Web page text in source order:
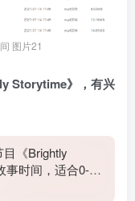
图片21
Storytime》，有兴
目《Brightly
事时间，适合0-8
文字幕，百度云